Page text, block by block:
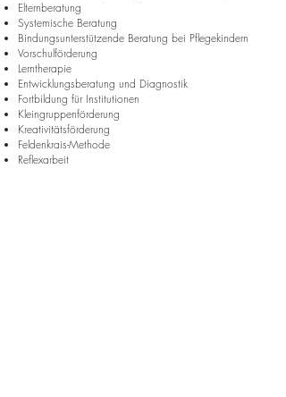
Elternberatung
Systemische Beratung
Bindungsunterstützende Beratung bei Pflegekindern
Vorschulförderung
Lerntherapie
Entwicklungsberatung und Diagnostik
Fortbildung für Institutionen
Kleingruppenförderung
Kreativitätsförderung
Feldenkrais-Methode
Reflexarbeit